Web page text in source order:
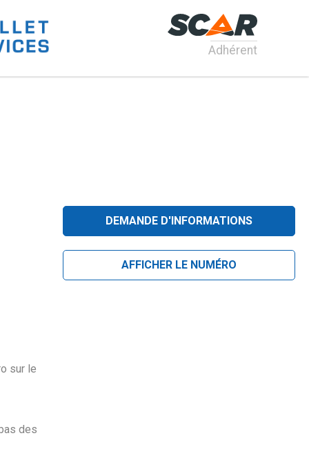
Adhérent
sur le
des
DEMANDE D'INFORMATIONS
AFFICHER LE NUMÉRO